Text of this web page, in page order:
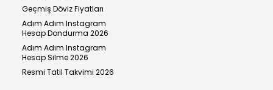
Geçmiş Döviz Fiyatları
Adım Adım Instagram
Hesap Dondurma 2026
Adım Adım Instagram
Hesap Silme 2026
Resmi Tatil Takvimi 2026